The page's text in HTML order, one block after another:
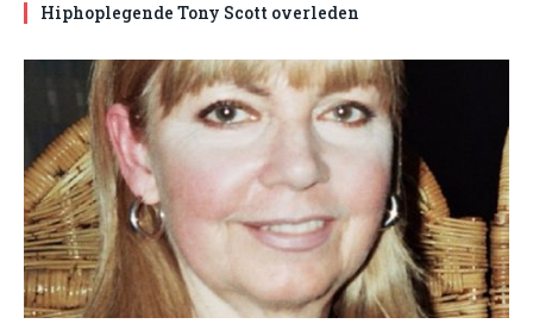
Hiphoplegende Tony Scott overleden